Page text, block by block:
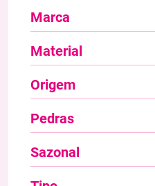
Marca
Material
Origem
Pedras
Sazonal